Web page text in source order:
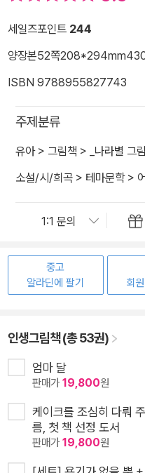
세일즈포인트 244
양장본52쪽208*294mm
ISBN 9788955827743
주제분류
유아> 그림책 > _나라별 그
소설/시/희곡 > 테마문학>
중고
알라딘에 팔기
회
인생그림책 (총 53권)
엄마 달
판매가19,800원
케이크를 조심히 다뤄
름, 첫 책 선정 도서
판매가19,800원